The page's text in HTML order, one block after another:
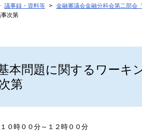
議事録・資料等 金融審議会金融分科会第二部会
次第
本問題に関するワーキ
第
０時００分～１２時００分